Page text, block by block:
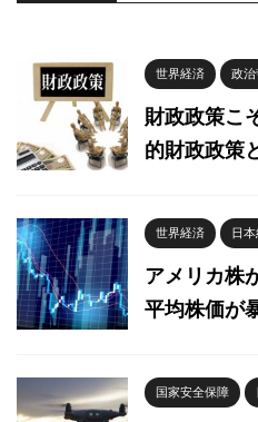
世界経済 政
財政政策こ
的財政政策
世界経済 日
アメリカ株
平均株価が
国家安全保障